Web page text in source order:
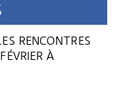
RENCONTRES
À